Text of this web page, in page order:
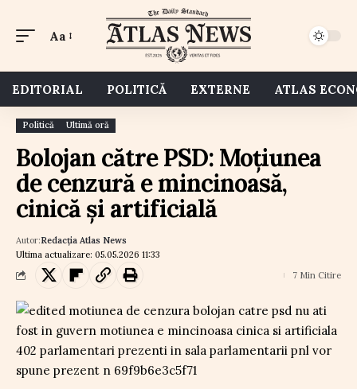
Aa
EDITORIAL POLITICĂ EXTERNE ATLAS
Politică Ultimă oră
Bolojan către PSD: Moțiunea
de cenzură e mincinoasă,
cinică și artificială
Ultima actualizare: 05.05.2026 11:33
Autor:Redacția Atlas News
7 Min Citire